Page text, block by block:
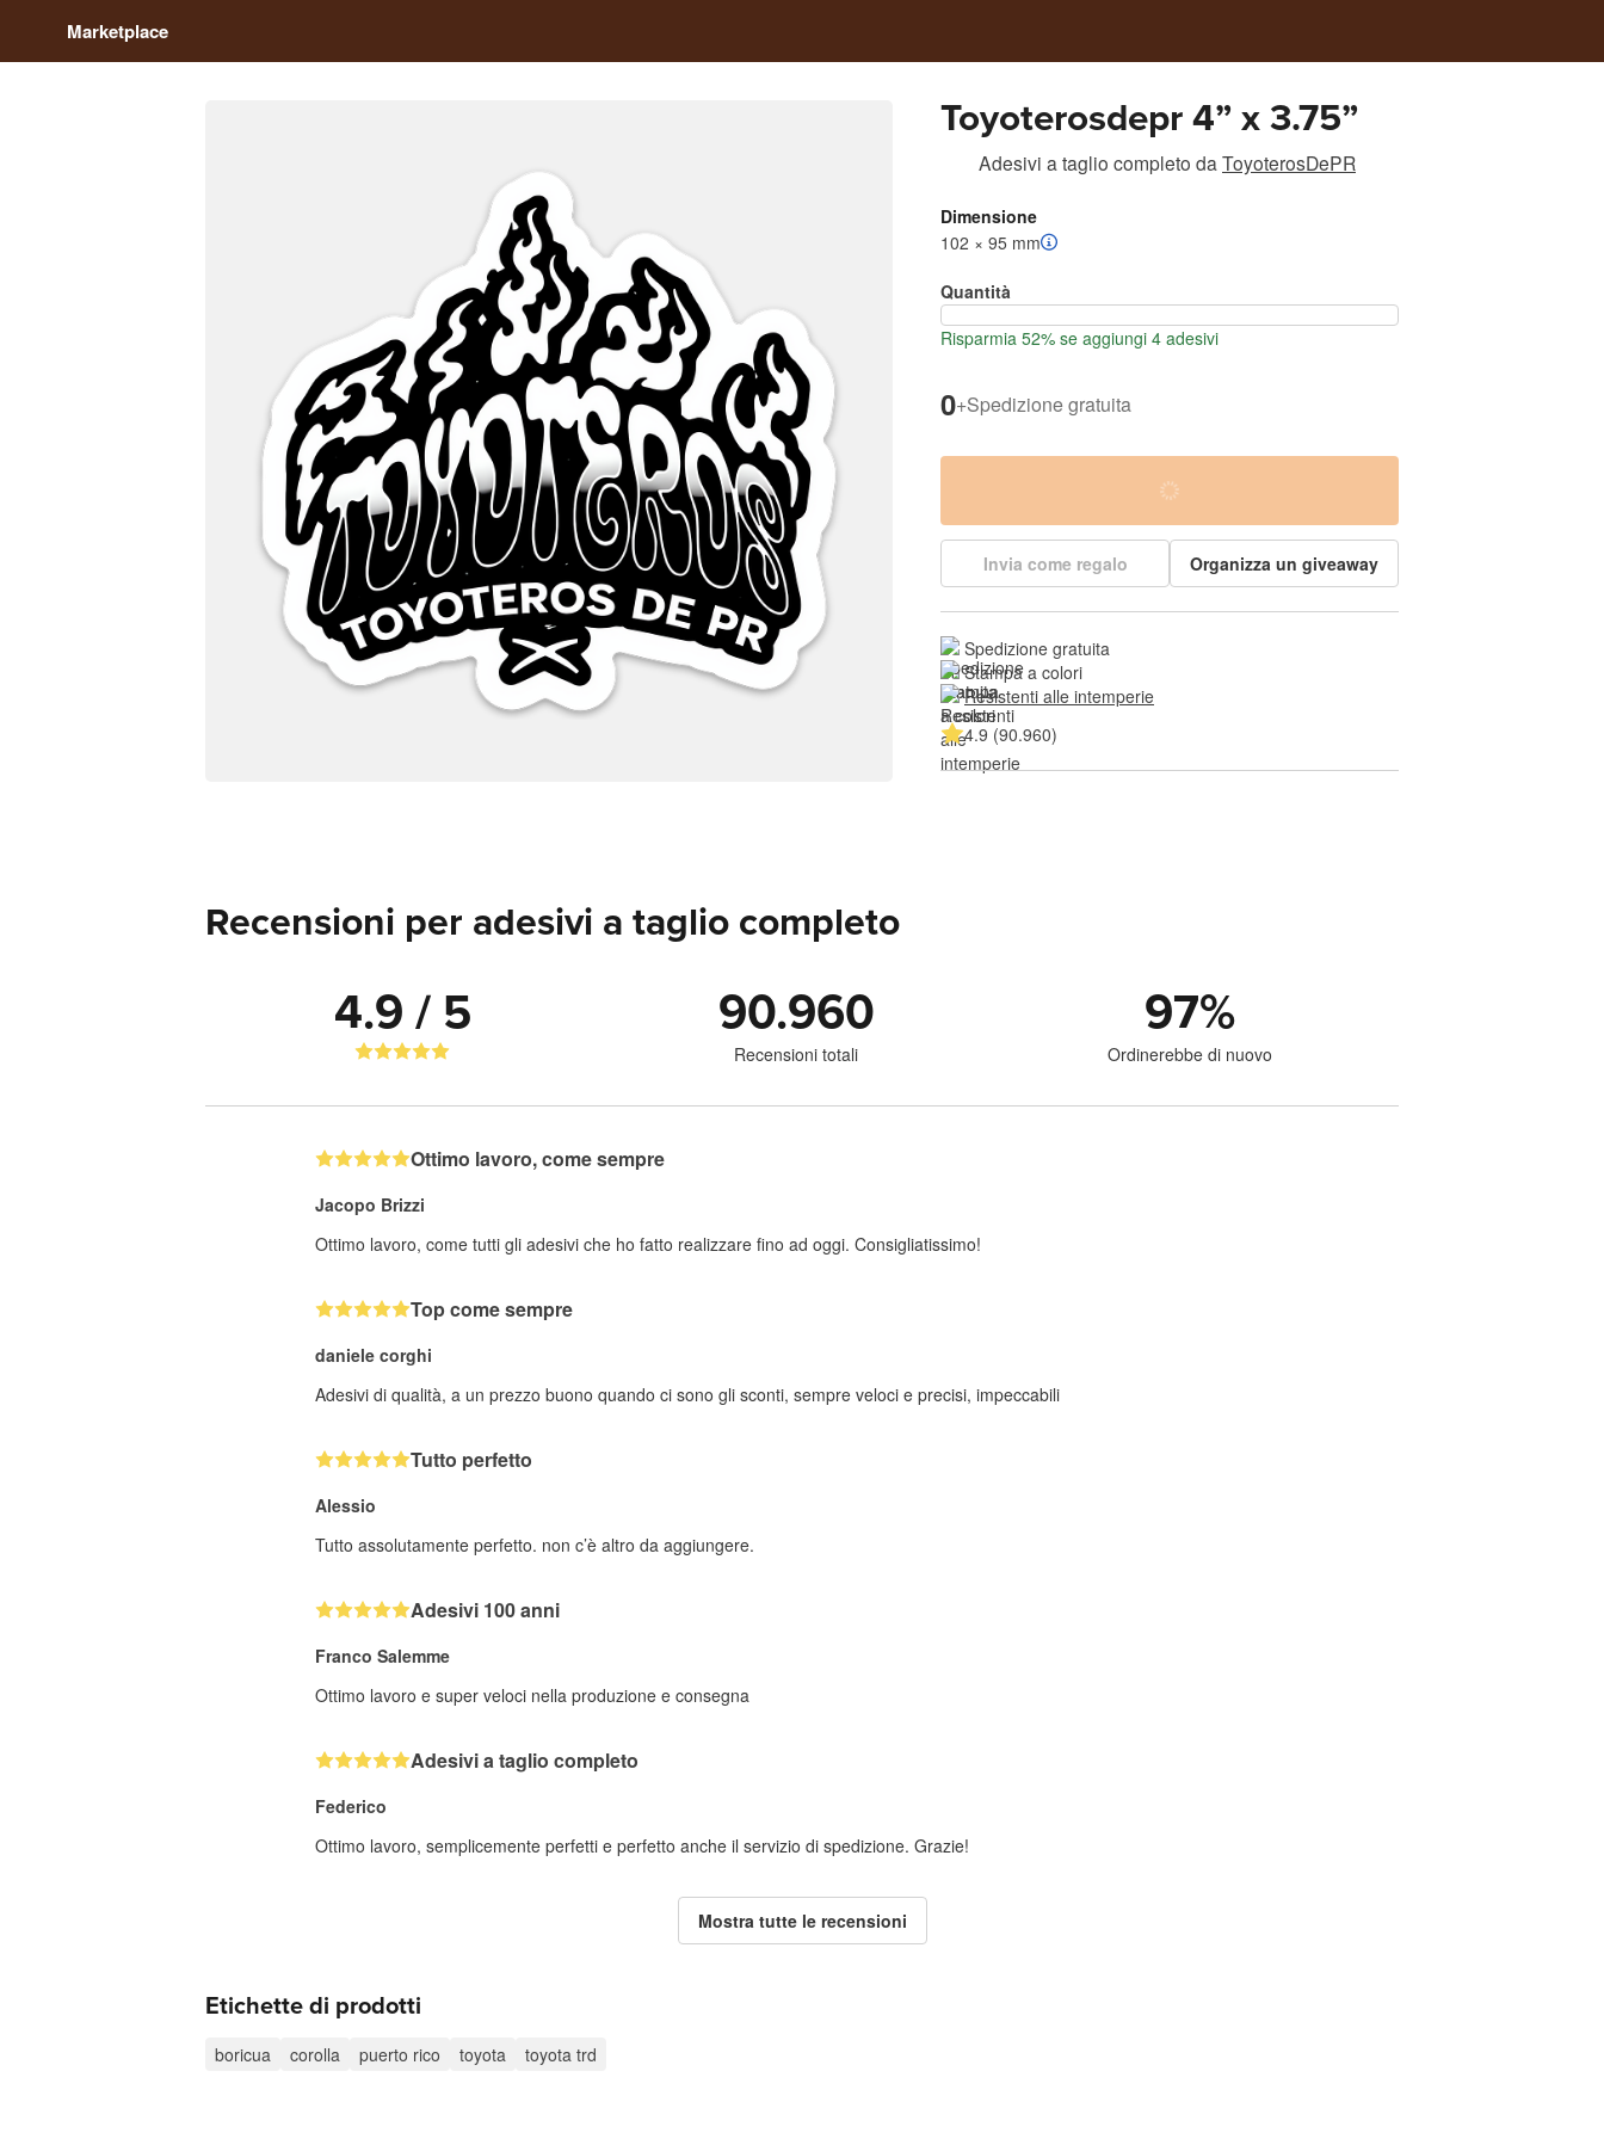
Marketplace
Toyoterosdepr 4” x 3.75”
Adesivi a taglio completo da ToyoterosDePR
Dimensione
102 × 95 mm
Quantità
Risparmia 52% se aggiungi 4 adesivi
0+Spedizione gratuita
Invia come regalo Organizza un giveaway
Spedizione gratuita
Stampa a colori
Resistenti alle intemperie
4.9 (90.960)
Recensioni per adesivi a taglio completo
4.9 / 5 90.960
Recensioni totali
97%
Ordinerebbe di nuovo
Ottimo lavoro, come sempre
Jacopo Brizzi
Ottimo lavoro, come tutti gli adesivi che ho fatto realizzare fino ad oggi. Consigliatissimo!
Top come sempre
daniele corghi
Adesivi di qualità, a un prezzo buono quando ci sono gli sconti, sempre veloci e precisi, impeccabili
Tutto perfetto
Alessio
Tutto assolutamente perfetto. non c’è altro da aggiungere.
Adesivi 100 anni
Franco Salemme
Ottimo lavoro e super veloci nella produzione e consegna
Adesivi a taglio completo
Federico
Ottimo lavoro, semplicemente perfetti e perfetto anche il servizio di spedizione. Grazie!
Mostra tutte le recensioni
Etichette di prodotti
boricua corolla puerto rico toyota toyota trd